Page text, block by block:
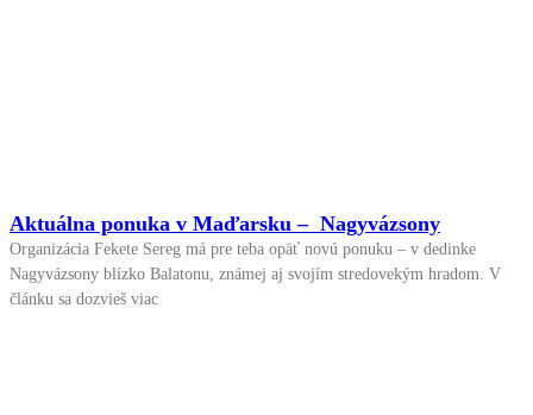
Aktuálna ponuka v Maďarsku – Nagyvázsony
Organizácia Fekete Sereg má pre teba opäť novú ponuku – v dedinke
Nagyvázsony blízko Balatonu, známej aj svojím stredovekým hradom. V
článku sa dozvieš viac